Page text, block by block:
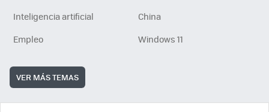
Inteligencia artificial
China
Empleo
Windows 11
VER MÁS TEMAS